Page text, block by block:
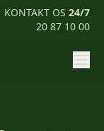
KONTAKT OS 24/7
20 87 10 00